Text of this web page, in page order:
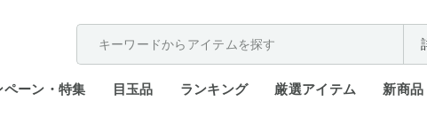
ペーン・特集 目玉品 ランキング 厳選アイテム 新商品